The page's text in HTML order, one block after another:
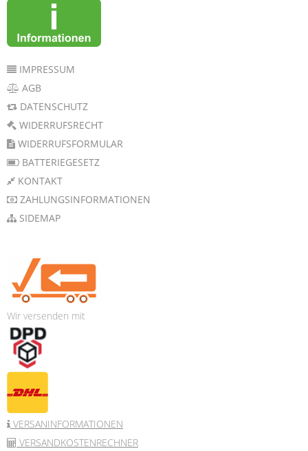
IMPRESSUM
AGB
DATENSCHUTZ
WIDERRUFSRECHT
WIDERRUFSFORMULAR
BATTERIEGESETZ
KONTAKT
ZAHLUNGSINFORMATIONEN
SIDEMAP
Wir versenden mit
VERSANINFORMATIONEN
VERSANDKOSTENRECHNER